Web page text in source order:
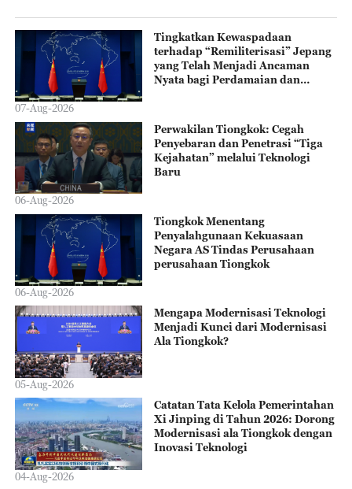
Tingkatkan Kewaspadaan
terhadap “Remiliterisasi” Jepang
yang Telah Menjadi Ancaman
Nyata bagi Perdamaian dan
07-Aug-2026
Perwakilan Tiongkok: Cegah
Penyebaran dan Penetrasi “Tiga
Kejahatan” melalui Teknologi
Baru
06-Aug-2026
Tiongkok Menentang
Penyalahgunaan Kekuasaan
Negara AS Tindas Perusahaan
perusahaan Tiongkok
06-Aug-2026
Mengapa Modernisasi Teknologi
Menjadi Kunci dari Modernisasi
Ala Tiongkok?
05-Aug-2026
Catatan Tata Kelola Pemerintahan
Xi Jinping di Tahun 2026: Dorong
Modernisasi ala Tiongkok dengan
Inovasi Teknologi
04-Aug-2026